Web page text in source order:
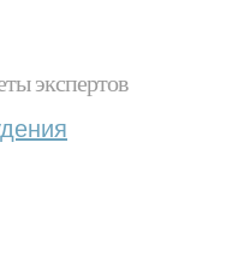
экспертов